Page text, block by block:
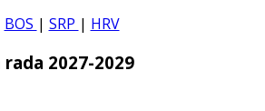
BOS | SRP | HRV
2027-2029